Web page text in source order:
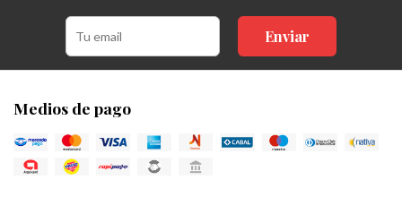
Enviar
Medios de pago